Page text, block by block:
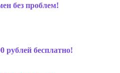
без проблем!
рублей бесплатно!